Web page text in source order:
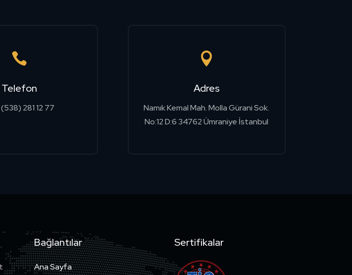

Telefon
281 12 77

Adres
Namık Kemal Mah. Molla Gürani Sok.
No:12 D:6 34762 Ümraniye İstanbul
Bağlantılar
Ana Sayfa
Sertifikalar